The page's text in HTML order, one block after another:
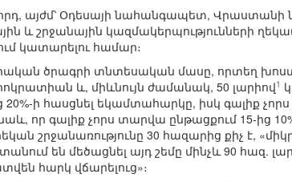
այժմ՝ Օդեսայի նահանգապետ, Վրաստանի
և շրջանային կազմակերպությունների
կատարելու համար։
ծրագրի տնտեսական մասը, որտեղ
և, միևնույն ժամանակ, 50 լարիով1
ի հասցնել եկամտահարկը, իսկ գալիք
որ գալիք չորս տարվա ընթացքում 15-ից
շրջանառությունը 30 հազարից քիչ է,
են մեծացնել այդ շեմը մինչև 90 հազ.
հարկ վճարելուց»։